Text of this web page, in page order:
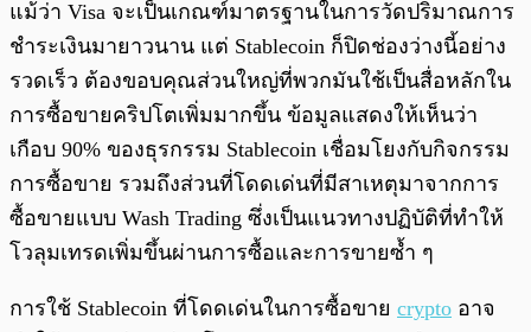
แม้ว่า Visa จะเป็นเกณฑ์มาตรฐานในการวัดปริมาณการ
ชำระเงินมายาวนาน แต่ Stablecoin ก็ปิดช่องว่างนี้อย่าง
รวดเร็ว ต้องขอบคุณส่วนใหญ่ที่พวกมันใช้เป็นสื่อหลักใน
การซื้อขายคริปโตเพิ่มมากขึ้น ข้อมูลแสดงให้เห็นว่า
เกือบ 90% ของธุรกรรม Stablecoin เชื่อมโยงกับกิจกรรม
การซื้อขาย รวมถึงส่วนที่โดดเด่นที่มีสาเหตุมาจากการ
ซื้อขายแบบ Wash Trading ซึ่งเป็นแนวทางปฏิบัติที่ทำให้
โวลุมเทรดเพิ่มขึ้นผ่านการซื้อและการขายซ้ำ ๆ
การใช้ Stablecoin ที่โดดเด่นในการซื้อขาย crypto อาจ